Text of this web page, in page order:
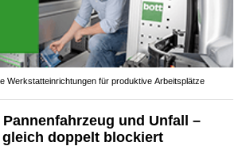
Werkstatteinrichtungen für produktive Arbeitsplätze
Pannenfahrzeug und Unfall –
doppelt blockiert